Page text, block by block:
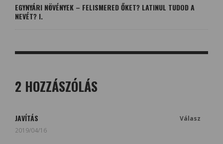
EGYNYÁRI NÖVÉNYEK – FELISMERED ŐKET? LATINUL TUDOD A
NEVÉT? I.
2 HOZZÁSZÓLÁS
JAVÍTÁS
2019/04/16
Válasz